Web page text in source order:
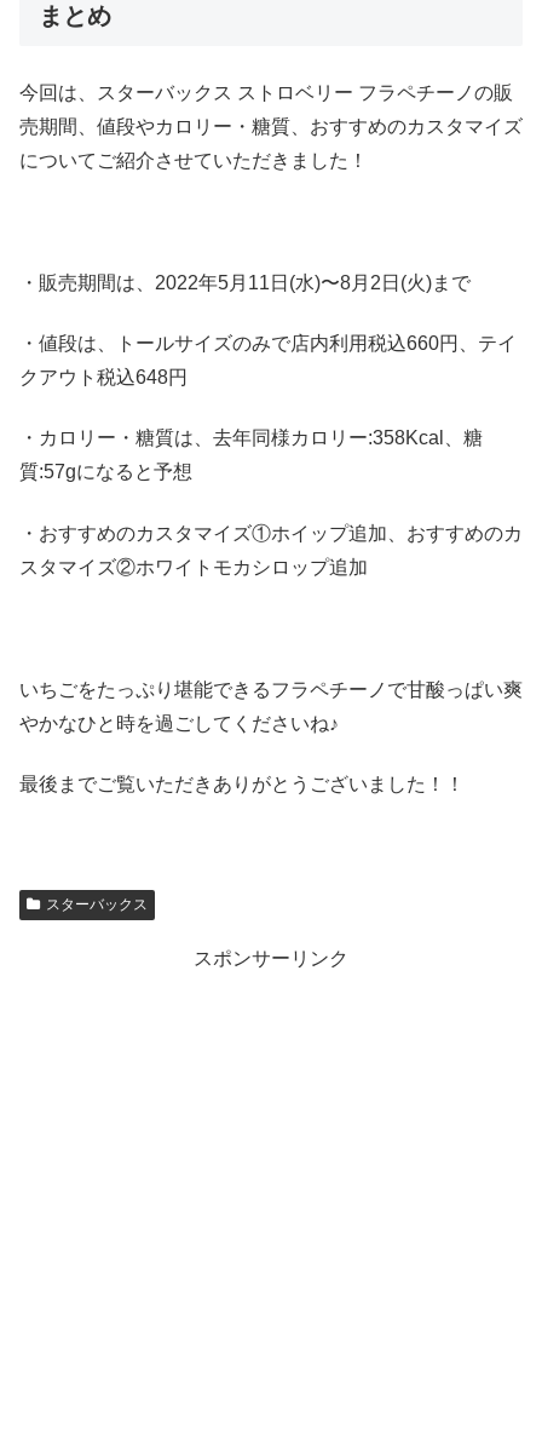
まとめ
今回は、スターバックス ストロベリー フラペチーノの販
売期間、値段やカロリー・糖質、おすすめのカスタマイズ
についてご紹介させていただきました！
・販売期間は、2022年5月11日(水)〜8月2日(火)まで
・値段は、トールサイズのみで店内利用税込660円、テイ
クアウト税込648円
・カロリー・糖質は、去年同様カロリー:358Kcal、糖
質:57gになると予想
・おすすめのカスタマイズ①ホイップ追加、おすすめのカ
スタマイズ②ホワイトモカシロップ追加
いちごをたっぷり堪能できるフラペチーノで甘酸っぱい爽
やかなひと時を過ごしてくださいね♪
最後までご覧いただきありがとうございました！！
スターバックス
スポンサーリンク